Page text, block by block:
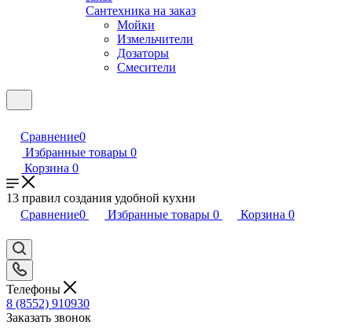
Сантехника на заказ
Мойки
Измельчители
Дозаторы
Смесители
Сравнение0
Избранные товары 0
Корзина 0
13 правил создания удобной кухни
Сравнение0 Избранные товары 0 Корзина 0
Телефоны
8 (8552) 910930
Заказать звонок